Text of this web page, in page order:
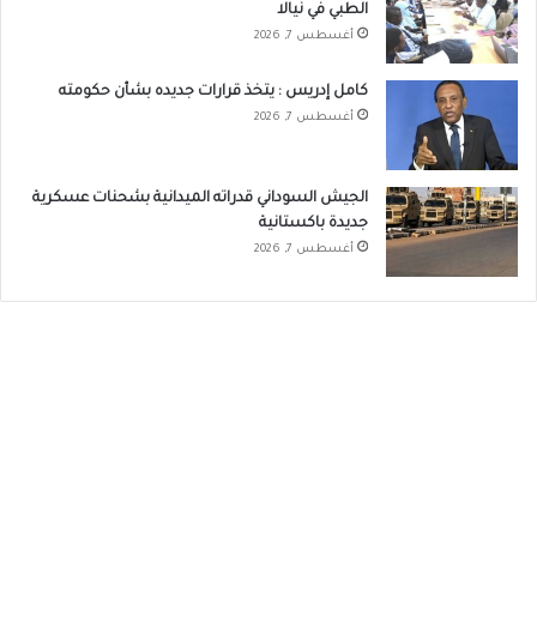
الطبي في نيالا
أغسطس 7, 2026
كامل إدريس : يتخذ قرارات جديده بشأن حكومته
أغسطس 7, 2026
الجيش السوداني قدراته الميدانية بشحنات عسكرية
جديدة باكستانية
أغسطس 7, 2026